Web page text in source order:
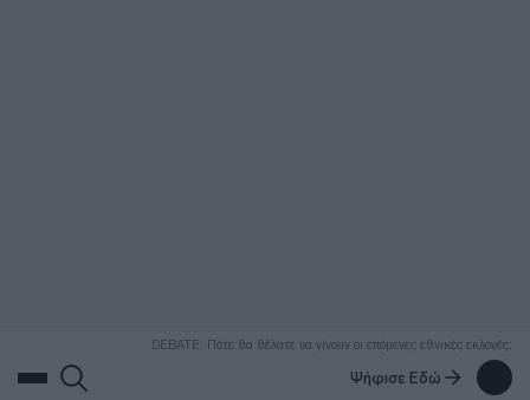
DEBATE: Πότε θα θέλατε να γίνουν οι επόμενες εθνικές εκλογές;
Ψήφισε Εδώ